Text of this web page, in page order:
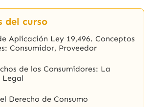
del curso
Aplicación Ley 19,496. Conceptos
Consumidor, Proveedor
de los Consumidores: La
Legal
Derecho de Consumo